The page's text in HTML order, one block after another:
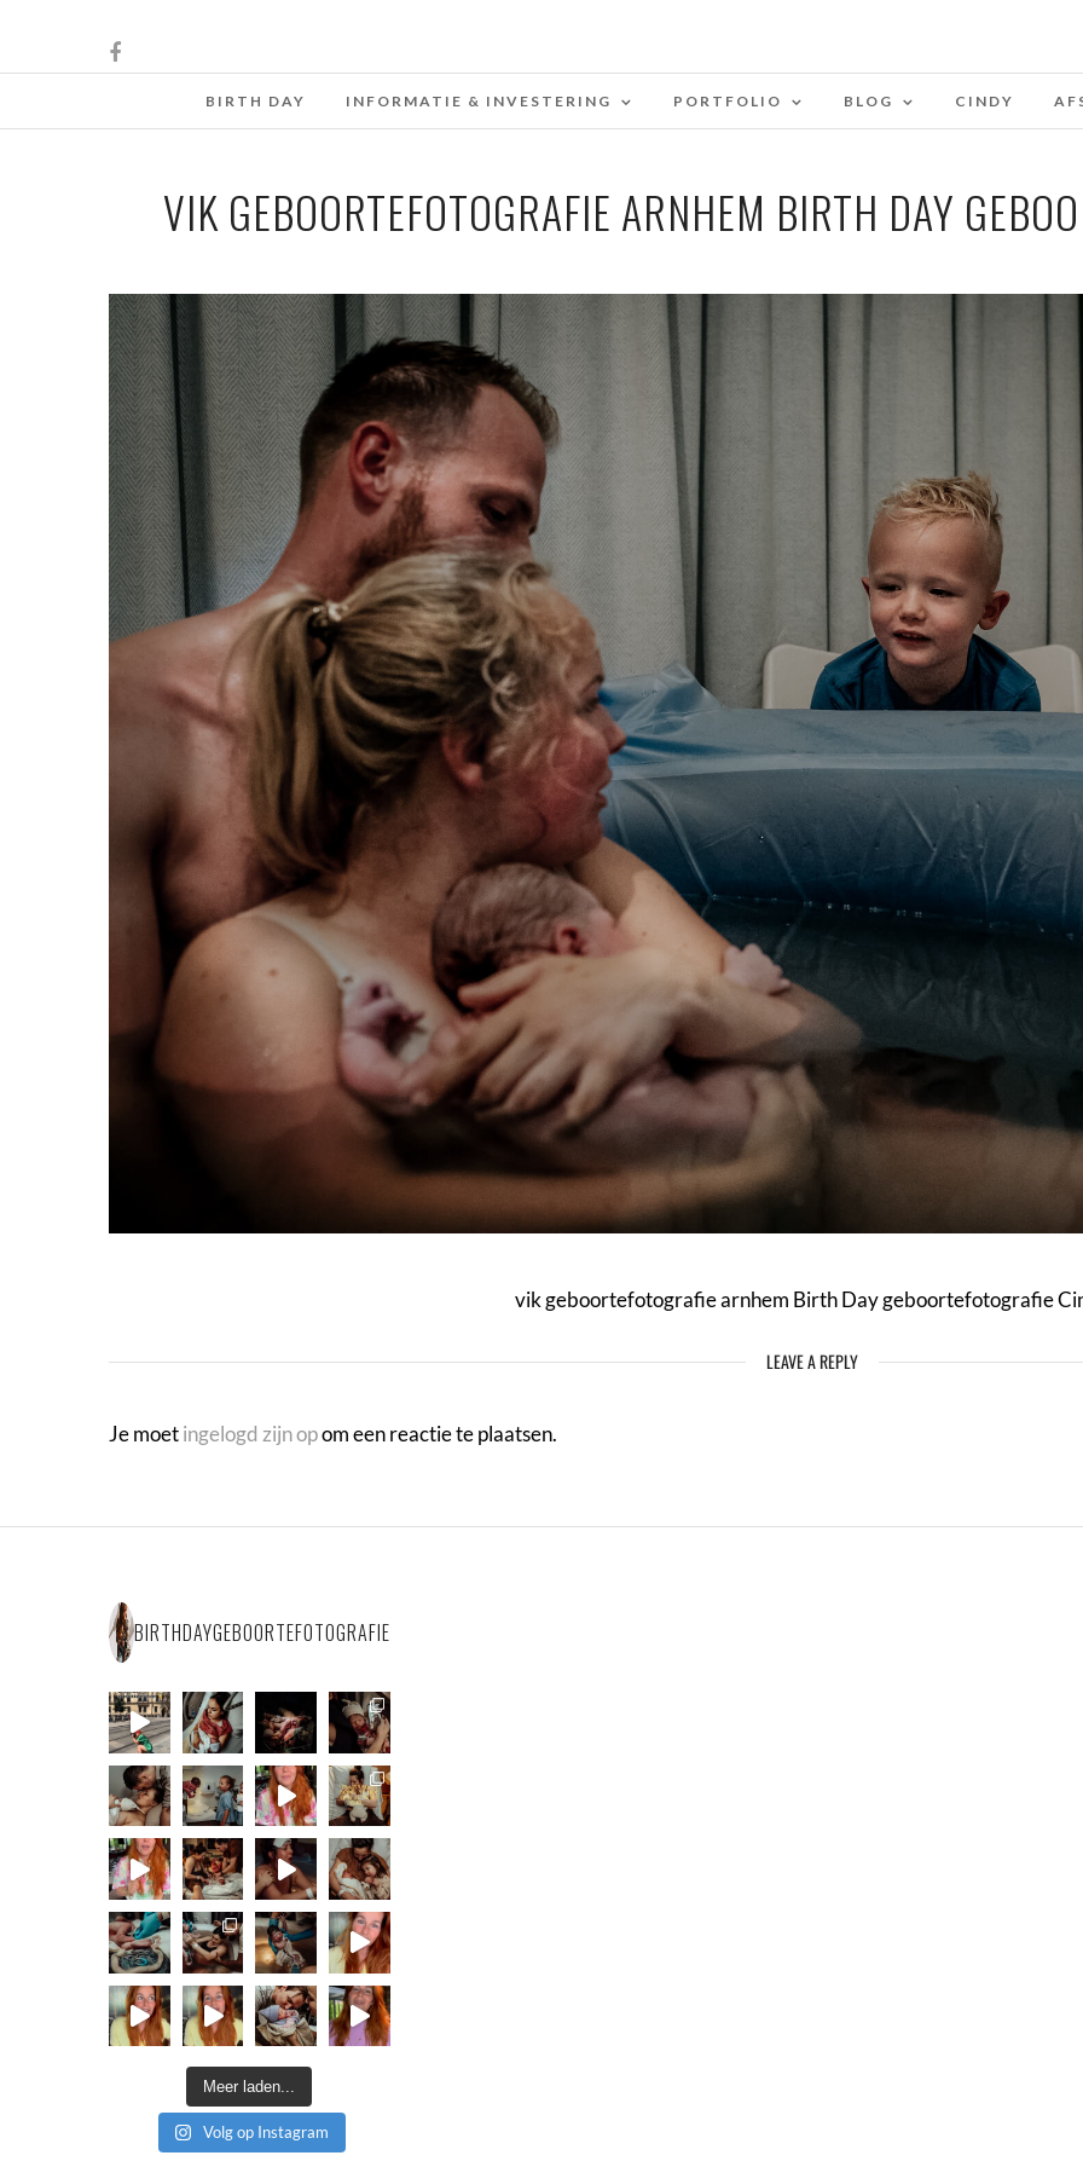
BIRTH DAY INFORMATIE & INVESTERING PORTFOLIO BLOG CINDY
VIK GEBOORTEFOTOGRAFIE ARNHEM BIRTH DAY
vik geboortefotografie arnhem Birth Day geboortefotografie
LEAVE A REPLY
Je moetingelogd zijn opom een reactie te plaatsen.
BIRTHDAYGEBOORTEFOTOGRAFIE
Meer laden...
Volg op Instagram